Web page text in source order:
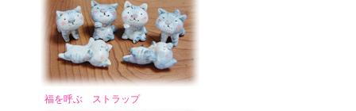
福を呼ぶ ストラップ